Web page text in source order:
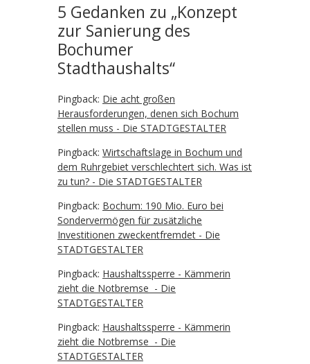
5 Gedanken zu „Konzept
zur Sanierung des
Bochumer
Stadthaushalts“
Pingback: Die acht großen
Herausforderungen, denen sich Bochum
stellen muss - Die STADTGESTALTER
Pingback: Wirtschaftslage in Bochum und
dem Ruhrgebiet verschlechtert sich. Was ist
zu tun? - Die STADTGESTALTER
Pingback: Bochum: 190 Mio. Euro bei
Sondervermögen für zusätzliche
Investitionen zweckentfremdet - Die
STADTGESTALTER
Pingback: Haushaltssperre - Kämmerin
zieht die Notbremse - Die
STADTGESTALTER
Pingback: Haushaltssperre - Kämmerin
zieht die Notbremse - Die
STADTGESTALTER